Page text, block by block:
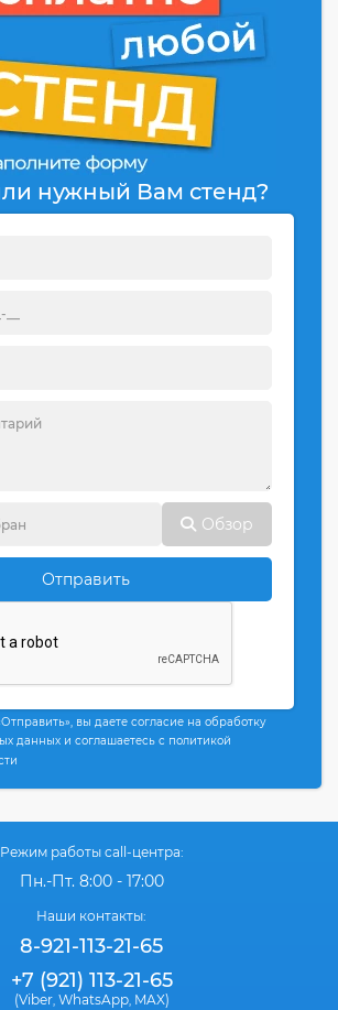
нужный Вам стенд?
Обзор
Отправить
вы даете согласие на обработку
данных и соглашаетесь с политикой
Режим работы call-центра:
Пн.-Пт. 8:00 - 17:00
Наши контакты:
8-921-113-21-65
+7 (921) 113-21-65
(Viber, WhatsApp, MAX)